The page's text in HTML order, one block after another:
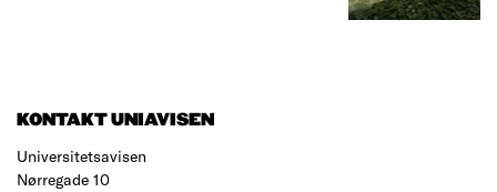
KONTAKT UNIAVISEN
Universitetsavisen
Nørregade 10